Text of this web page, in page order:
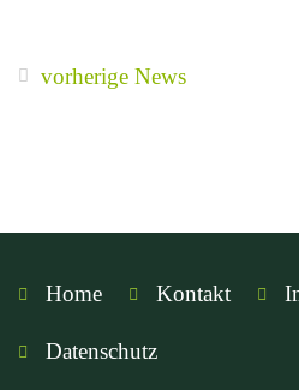
vorherige News
Home Kontakt
Datenschutz